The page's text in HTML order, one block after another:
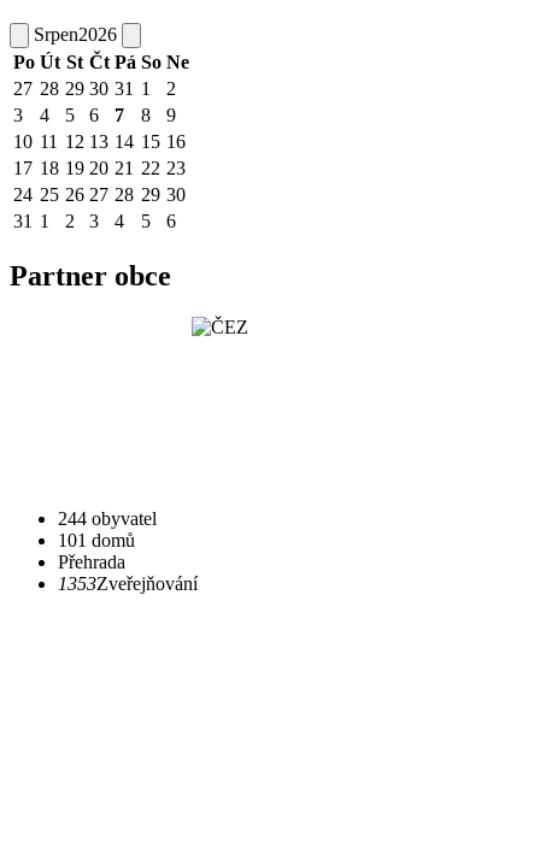
Srpen2026
Po Út St Čt Pá So Ne
27 28 29 30 31 1
2
3
4 5 6 7 8
9
10 11 12 13 14 15 16
17 18 19 20 21 22 23
24 25 26 27 28 29 30
31 1 2 3 4 5 6
Partner obce
244 obyvatel
101 domů
Přehrada
1353Zveřejňování